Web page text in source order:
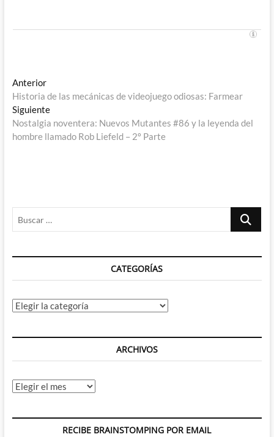
Navegación
de
entradas
AnteriorEntrada
anterior:
Historia de las mecánicas de videojuego odiosas: Farmear
SiguienteEntrada
siguiente:
Nostalgia noventera: Nuevos Mutantes #86 y la leyenda del
hombre llamado Rob Liefeld – 2º Parte
Buscar
CATEGORÍAS
Categorías
ARCHIVOS
Archivos
RECIBE BRAINSTOMPING POR EMAIL